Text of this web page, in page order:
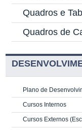
Quadros e
Quadros de
Plano de
Cursos Internos
Cursos Externos